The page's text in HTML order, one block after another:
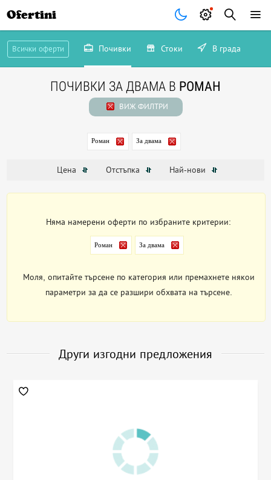
Ofertini
Всички оферти Почивки Стоки В града
ПОЧИВКИ ЗА ДВАМА В РОМАН
ВИЖ ФИЛТРИ
Роман За двама
Цена Отстъпка Най-нови
Няма намерени оферти по избраните критерии:
Роман За двама
Моля, опитайте търсене по категория или премахнете някои
параметри за да се разшири обхвата на търсене.
Други изгодни предложения